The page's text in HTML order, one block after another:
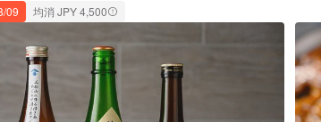
09 均消 JPY 4,500